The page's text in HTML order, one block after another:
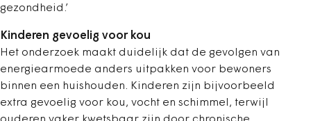
gezondheid.’
Kinderen gevoelig voor kou
Het onderzoek maakt duidelijk dat de gevolgen van
energiearmoede anders uitpakken voor bewoners
binnen een huishouden. Kinderen zijn bijvoorbeeld
extra gevoelig voor kou, vocht en schimmel, terwijl